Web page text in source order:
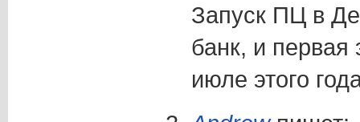
Запуск ПЦ в
банк, и
июле этого